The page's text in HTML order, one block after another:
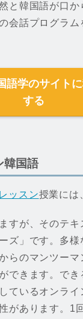
と韓国語が口か
会話プログラム
語学のサイト
する
韓国語
授業には
すが、そのテキ
ズ」です。多
らのマンツーマ
できます。でき
ているオンライ
があります。1